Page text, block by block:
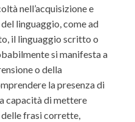
nell’acquisizione e
linguaggio, come ad
il linguaggio scritto o
si manifesta a
o della
la presenza di
capacità di mettere
frasi corrette,